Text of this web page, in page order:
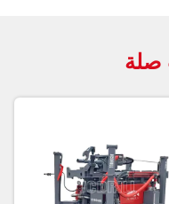
صلة